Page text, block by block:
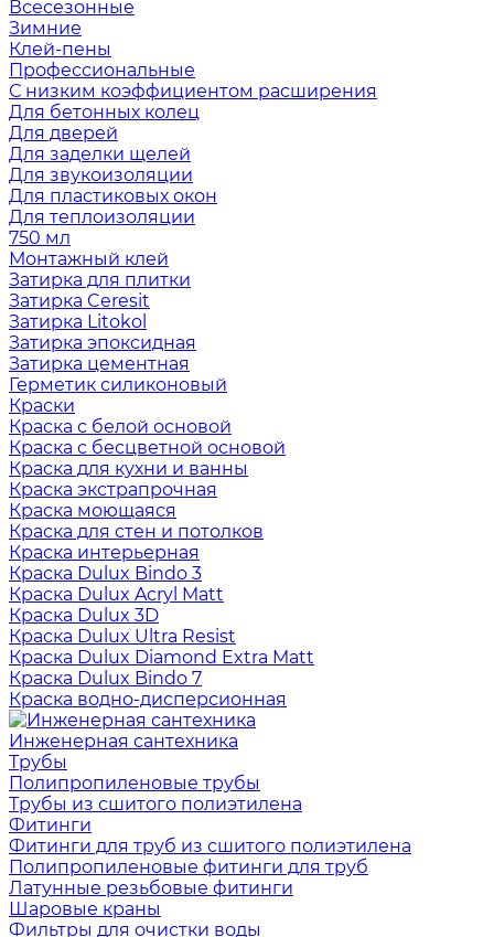
Всесезонные
Зимние
Клей-пены
Профессиональные
С низким коэффициентом расширения
Для бетонных колец
Для дверей
Для заделки щелей
Для звукоизоляции
Для пластиковых окон
Для теплоизоляции
750 мл
Монтажный клей
Затирка для плитки
Затирка Ceresit
Затирка Litokol
Затирка эпоксидная
Затирка цементная
Герметик силиконовый
Краски
Краска с белой основой
Краска с бесцветной основой
Краска для кухни и ванны
Краска экстрапрочная
Краска моющаяся
Краска для стен и потолков
Краска интерьерная
Краска Dulux Bindo 3
Краска Dulux Acryl Matt
Краска Dulux 3D
Краска Dulux Ultra Resist
Краска Dulux Diamond Extra Matt
Краска Dulux Bindo 7
Краска водно-дисперсионная
Инженерная сантехника
Трубы
Полипропиленовые трубы
Трубы из сшитого полиэтилена
Фитинги
Фитинги для труб из сшитого полиэтилена
Полипропиленовые фитинги для труб
Латунные резьбовые фитинги
Шаровые краны
Фильтры для очистки воды